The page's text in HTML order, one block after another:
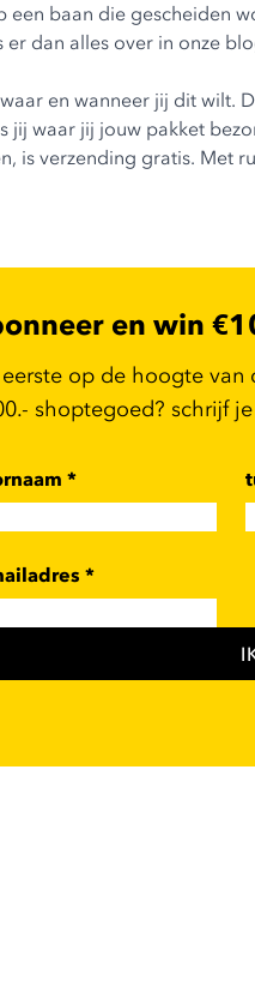
baan die gescheiden
dan alles over in onze
en wanneer jij dit wilt.
waar jij jouw pakket
is verzending gratis. Met
en win
op de hoogte van
shoptegoed? schrijf
*
*